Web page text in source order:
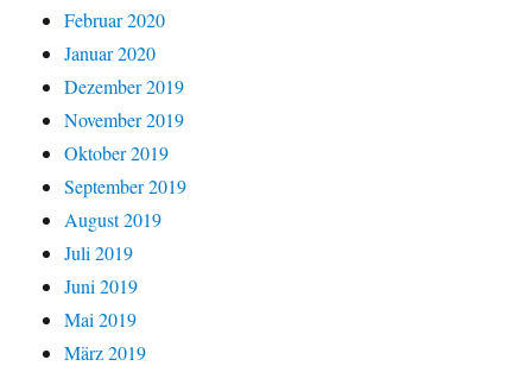
Februar 2020
Januar 2020
Dezember 2019
November 2019
Oktober 2019
September 2019
August 2019
Juli 2019
Juni 2019
Mai 2019
März 2019